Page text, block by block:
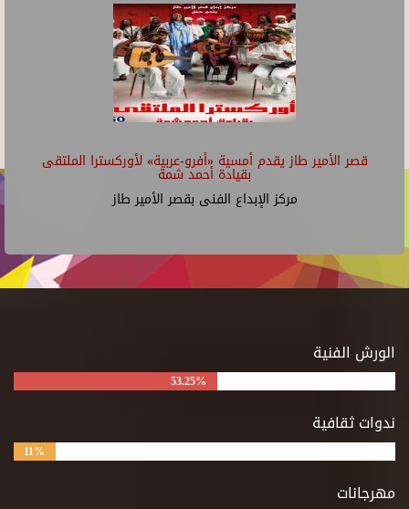
قصر الأمير طاز يقدم أمسية «أفرو-عربية» لأوركسترا الملتقى
بقيادة أحمد شمة
مركز الإبداع الفنى بقصر الأمير طاز
الورش الفنية
53.25%
ندوات ثقافية
11%
مهرجانات